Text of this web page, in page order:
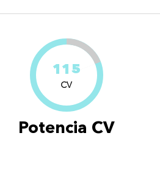
115
CV
Potencia CV